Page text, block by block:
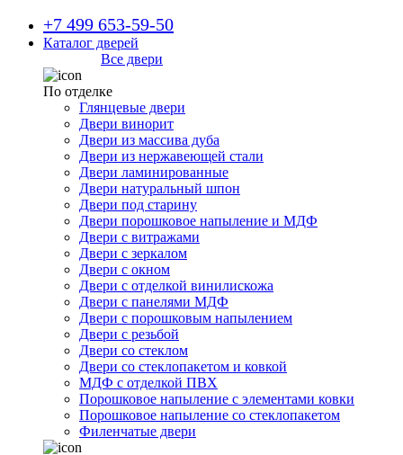
+7 499 653-59-50
Каталог дверей
Все двери
По отделке
Глянцевые двери
Двери винорит
Двери из массива дуба
Двери из нержавеющей стали
Двери ламинированные
Двери натуральный шпон
Двери под старину
Двери порошковое напыление и МДФ
Двери с витражами
Двери с зеркалом
Двери с окном
Двери с отделкой винилискожа
Двери с панелями МДФ
Двери с порошковым напылением
Двери с резьбой
Двери со стеклом
Двери со стеклопакетом и ковкой
МДФ с отделкой ПВХ
Порошковое напыление с элементами ковки
Порошковое напыление со стеклопакетом
Филенчатые двери